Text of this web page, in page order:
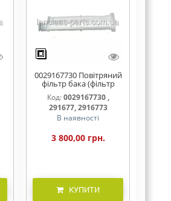
0029167730 Повітряний
фільтр бака (фільтр
AdBlue)
Код:0029167730 ,
291677, 2916773
В наявності
3 800,00 грн.
КУПИТИ